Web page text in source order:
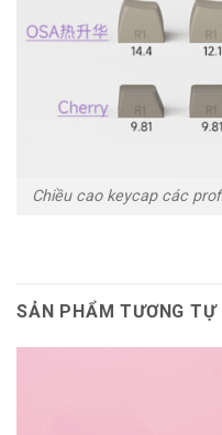
Chiều cao keycap các
SẢN PHẨM TƯƠNG TỰ